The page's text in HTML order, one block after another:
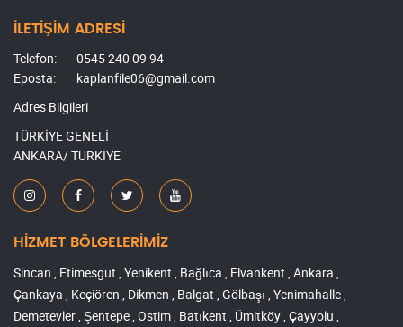
İLETİŞİM ADRESİ
Telefon:
0545 240 09 94
Eposta:
kaplanfile06@gmail.com
Adres Bilgileri
TÜRKİYE GENELİ
ANKARA/ TÜRKİYE
HİZMET BÖLGELERİMİZ
Sincan , Etimesgut , Yenikent , Bağlıca , Elvankent , Ankara ,
Çankaya , Keçiören , Dikmen , Balgat , Gölbaşı , Yenimahalle ,
Demetevler , Şentepe , Ostim , Batıkent , Ümitköy , Çayyolu ,